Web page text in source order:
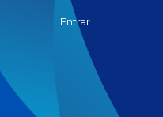
Entrar